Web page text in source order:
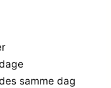
samme dag